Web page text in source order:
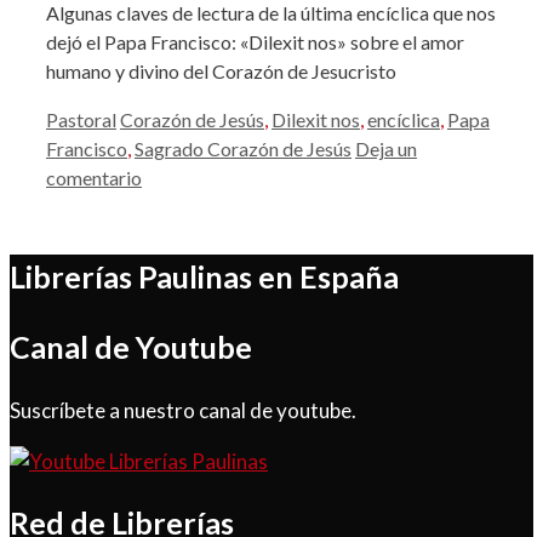
Algunas claves de lectura de la última encíclica que nos
dejó el Papa Francisco: «Dilexit nos» sobre el amor
humano y divino del Corazón de Jesucristo
Categorías
PastoralEtiquetas
Corazón de Jesús, Dilexit nos,encíclica, Papa
Francisco,Sagrado Corazón de Jesús Deja un
comentario
Librerías Paulinas en España
Canal de Youtube
Suscríbete a nuestro canal de youtube.
Red de Librerías